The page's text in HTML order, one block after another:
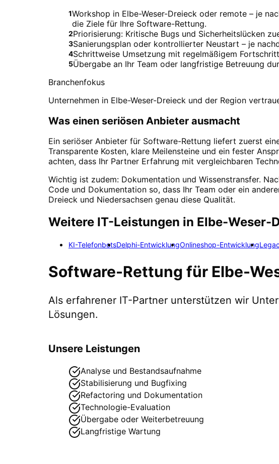
1Workshop in Elbe-Weser-Dreieck oder remote – je
die Ziele für Ihre Software-Rettung.
2Priorisierung: Kritische Bugs und Sicherheitslücken
3Sanierungsplan oder kontrollierter Neustart – je
4Schrittweise Umsetzung mit regelmäßigem
5Übergabe an Ihr Team oder langfristige Betreuung
Branchenfokus
Unternehmen in Elbe-Weser-Dreieck und der Region
Was einen seriösen Anbieter ausmacht
Ein seriöser Anbieter für Software-Rettung liefert zuerst
Transparente Kosten, klare Meilensteine und ein fester
achten, dass Ihr Partner Erfahrung mit vergleichbaren
Wichtig ist zudem: Dokumentation und Wissenstransfer.
Code und Dokumentation so, dass Ihr Team oder ein
Dreieck und Niedersachsen genau diese Qualität.
Weitere IT-Leistungen in Elbe-Weser-
KI-TelefonbotsDelphi-EntwicklungOnlineshop-Entwicklung
Software-Rettung für Elbe-
Als erfahrener IT-Partner unterstützen wir
Lösungen.
Unsere Leistungen
Analyse und Bestandsaufnahme
Stabilisierung und Bugfixing
Refactoring und Dokumentation
Technologie-Evaluation
Übergabe oder Weiterbetreuung
Langfristige Wartung